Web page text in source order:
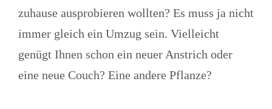
zuhause ausprobieren wollten? Es muss ja nicht
immer gleich ein Umzug sein. Vielleicht
genügt Ihnen schon ein neuer Anstrich oder
eine neue Couch? Eine andere Pflanze?